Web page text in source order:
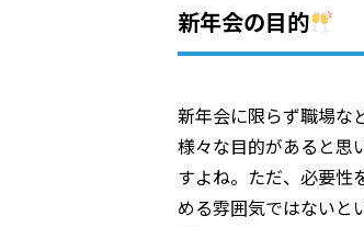
新年会の目的
新年会に限らず職場な
様々な目的があると思
すよね。ただ、必要性
める雰囲気ではないと